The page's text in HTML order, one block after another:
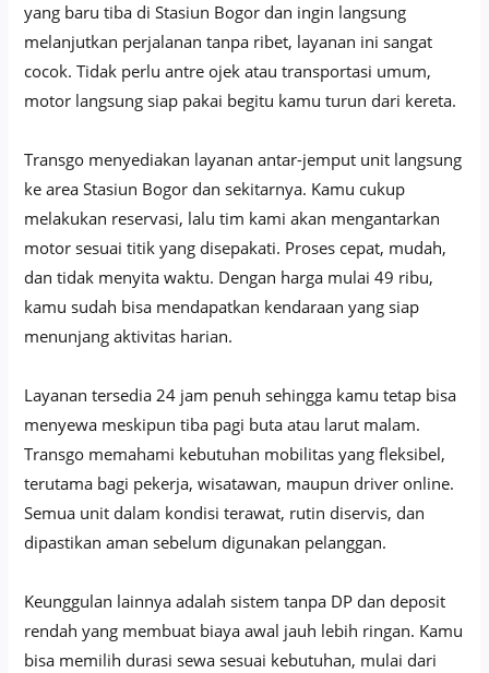
yang baru tiba di Stasiun Bogor dan ingin langsung
melanjutkan perjalanan tanpa ribet, layanan ini sangat
cocok. Tidak perlu antre ojek atau transportasi umum,
motor langsung siap pakai begitu kamu turun dari kereta.
Transgo menyediakan layanan antar-jemput unit langsung
ke area Stasiun Bogor dan sekitarnya. Kamu cukup
melakukan reservasi, lalu tim kami akan mengantarkan
motor sesuai titik yang disepakati. Proses cepat, mudah,
dan tidak menyita waktu. Dengan harga mulai 49 ribu,
kamu sudah bisa mendapatkan kendaraan yang siap
menunjang aktivitas harian.
Layanan tersedia 24 jam penuh sehingga kamu tetap bisa
menyewa meskipun tiba pagi buta atau larut malam.
Transgo memahami kebutuhan mobilitas yang fleksibel,
terutama bagi pekerja, wisatawan, maupun driver online.
Semua unit dalam kondisi terawat, rutin diservis, dan
dipastikan aman sebelum digunakan pelanggan.
Keunggulan lainnya adalah sistem tanpa DP dan deposit
rendah yang membuat biaya awal jauh lebih ringan. Kamu
bisa memilih durasi sewa sesuai kebutuhan, mulai dari